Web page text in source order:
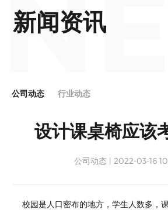
新闻资讯
公司动态 行业动态
设计课桌椅应该
公司动态 | 2022-03-16
校园是人口密布的地方，学生人数多，